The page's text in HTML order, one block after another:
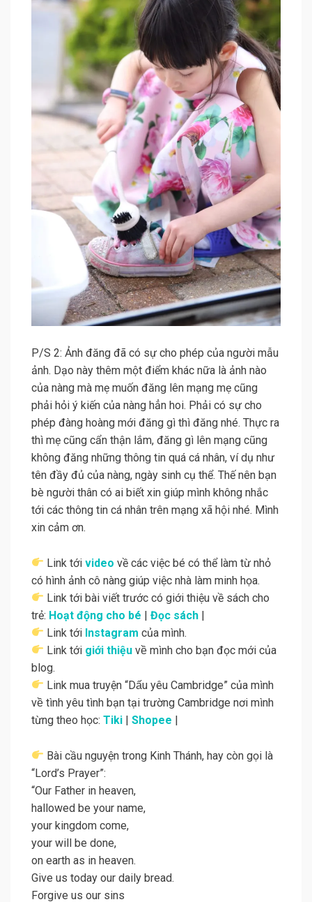
P/S 2: Ảnh đăng đã có sự cho phép của người mẫu
ảnh. Dạo này thêm một điểm khác nữa là ảnh nào
của nàng mà mẹ muốn đăng lên mạng mẹ cũng
phải hỏi ý kiến của nàng hẳn hoi. Phải có sự cho
phép đàng hoàng mới đăng gì thì đăng nhé. Thực ra
thì mẹ cũng cẩn thận lắm, đăng gì lên mạng cũng
không đăng những thông tin quá cá nhân, ví dụ như
tên đầy đủ của nàng, ngày sinh cụ thể. Thế nên bạn
bè người thân có ai biết xin giúp mình không nhắc
tới các thông tin cá nhân trên mạng xã hội nhé. Mình
xin cảm ơn.
Link tớivideo về các việc bé có thể làm từ nhỏ
có hình ảnh cô nàng giúp việc nhà làm minh họa.
Link tới bài viết trước có giới thiệu về sách cho
trẻ: Hoạt động cho bé | Đọc sách |
Link tới Instagram của mình.
Link tới giới thiệu về mình cho bạn đọc mới của
blog.
Link mua truyện “Dấu yêu Cambridge” của mình
về tình yêu tình bạn tại trường Cambridge nơi mình
từng theo học: Tiki | Shopee |
Bài cầu nguyện trong Kinh Thánh, hay còn gọi là
“Lord’s Prayer”:
“Our Father in heaven,
hallowed be your name,
your kingdom come,
your will be done,
on earth as in heaven.
Give us today our daily bread.
Forgive us our sins